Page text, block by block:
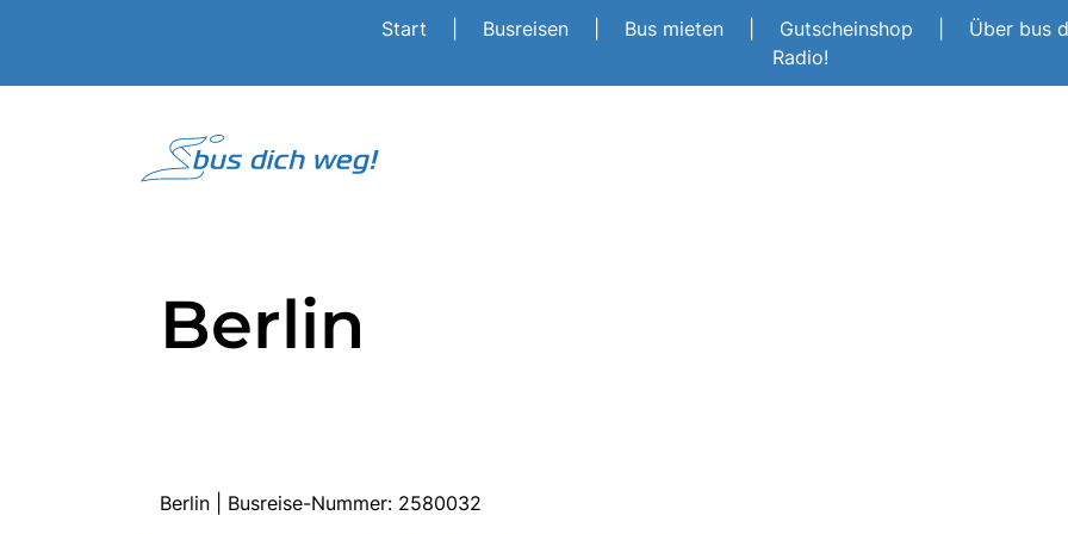
Start Busreisen Bus mieten Gutscheinshop Über bus
Radio!
Berlin
Berlin | Busreise-Nummer: 2580032